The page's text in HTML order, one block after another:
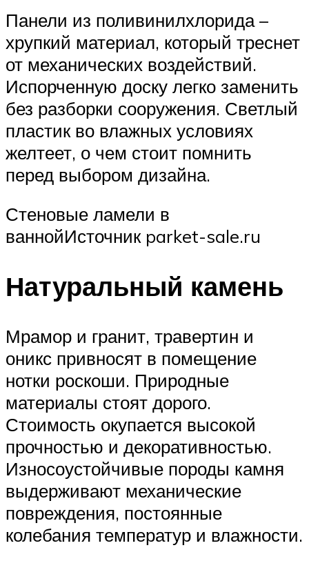
Панели из поливинилхлорида –
хрупкий материал, который треснет
от механических воздействий.
Испорченную доску легко заменить
без разборки сооружения. Светлый
пластик во влажных условиях
желтеет, о чем стоит помнить
перед выбором дизайна.
Стеновые ламели в
ваннойИсточник parket-sale.ru
Натуральный камень
Мрамор и гранит, травертин и
оникс привносят в помещение
нотки роскоши. Природные
материалы стоят дорого.
Стоимость окупается высокой
прочностью и декоративностью.
Износоустойчивые породы камня
выдерживают механические
повреждения, постоянные
колебания температур и влажности.